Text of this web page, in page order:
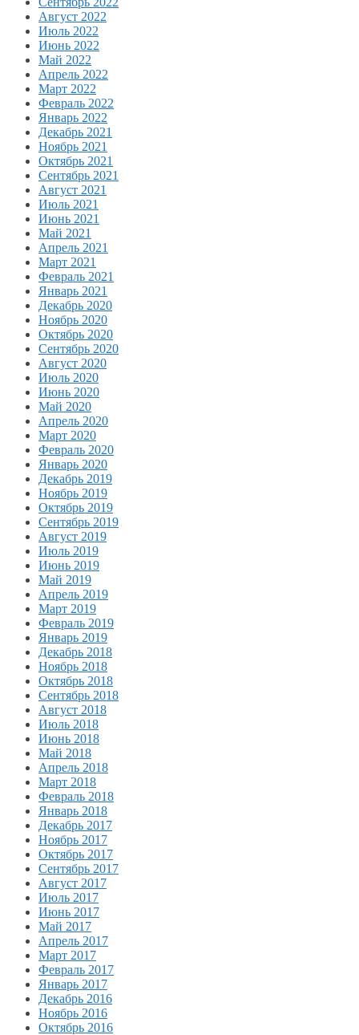
Август 2022
Июль 2022
Июнь 2022
Май 2022
Апрель 2022
Март 2022
Февраль 2022
Январь 2022
Декабрь 2021
Ноябрь 2021
Октябрь 2021
Сентябрь 2021
Август 2021
Июль 2021
Июнь 2021
Май 2021
Апрель 2021
Март 2021
Февраль 2021
Январь 2021
Декабрь 2020
Ноябрь 2020
Октябрь 2020
Сентябрь 2020
Август 2020
Июль 2020
Июнь 2020
Май 2020
Апрель 2020
Март 2020
Февраль 2020
Январь 2020
Декабрь 2019
Ноябрь 2019
Октябрь 2019
Сентябрь 2019
Август 2019
Июль 2019
Июнь 2019
Май 2019
Апрель 2019
Март 2019
Февраль 2019
Январь 2019
Декабрь 2018
Ноябрь 2018
Октябрь 2018
Сентябрь 2018
Август 2018
Июль 2018
Июнь 2018
Май 2018
Апрель 2018
Март 2018
Февраль 2018
Январь 2018
Декабрь 2017
Ноябрь 2017
Октябрь 2017
Сентябрь 2017
Август 2017
Июль 2017
Июнь 2017
Май 2017
Апрель 2017
Март 2017
Февраль 2017
Январь 2017
Декабрь 2016
Ноябрь 2016
Октябрь 2016